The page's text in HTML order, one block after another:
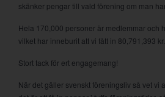
skänker pengar till vald förening om man
Hela 170,000 personer är medlemmar och
vilket har inneburit att vi fått in 80,791,393 kr.
Stort tack för ert engagemang!
När det gäller svenskt föreningsliv så vet vi